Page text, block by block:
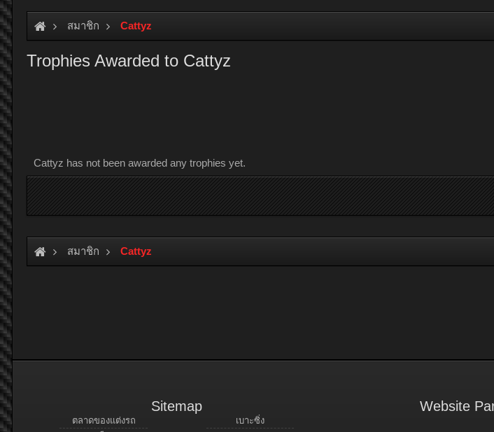
สมาชิก Cattyz
Trophies Awarded to Cattyz
Cattyz has not been awarded any trophies yet.
สมาชิก Cattyz
Sitemap
ตลาดของแต่งรถ
เบาะซิ่ง
Website